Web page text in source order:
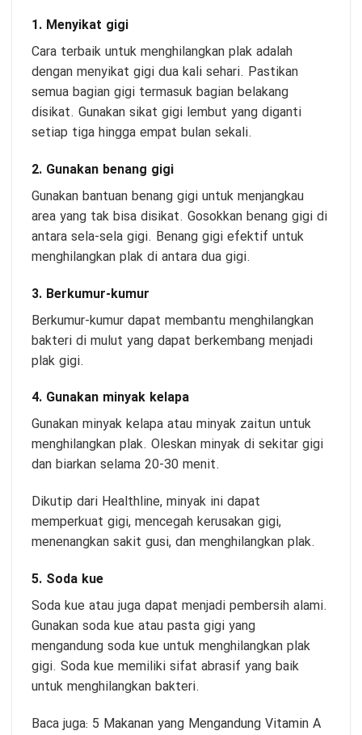
1. Menyikat gigi
Cara terbaik untuk menghilangkan plak adalah
dengan menyikat gigi dua kali sehari. Pastikan
semua bagian gigi termasuk bagian belakang
disikat. Gunakan sikat gigi lembut yang diganti
setiap tiga hingga empat bulan sekali.
2. Gunakan benang gigi
Gunakan bantuan benang gigi untuk menjangkau
area yang tak bisa disikat. Gosokkan benang gigi di
antara sela-sela gigi. Benang gigi efektif untuk
menghilangkan plak di antara dua gigi.
3. Berkumur-kumur
Berkumur-kumur dapat membantu menghilangkan
bakteri di mulut yang dapat berkembang menjadi
plak gigi.
4. Gunakan minyak kelapa
Gunakan minyak kelapa atau minyak zaitun untuk
menghilangkan plak. Oleskan minyak di sekitar gigi
dan biarkan selama 20-30 menit.
Dikutip dari Healthline, minyak ini dapat
memperkuat gigi, mencegah kerusakan gigi,
menenangkan sakit gusi, dan menghilangkan plak.
5. Soda kue
Soda kue atau juga dapat menjadi pembersih alami.
Gunakan soda kue atau pasta gigi yang
mengandung soda kue untuk menghilangkan plak
gigi. Soda kue memiliki sifat abrasif yang baik
untuk menghilangkan bakteri.
Baca juga: 5 Makanan yang Mengandung Vitamin A